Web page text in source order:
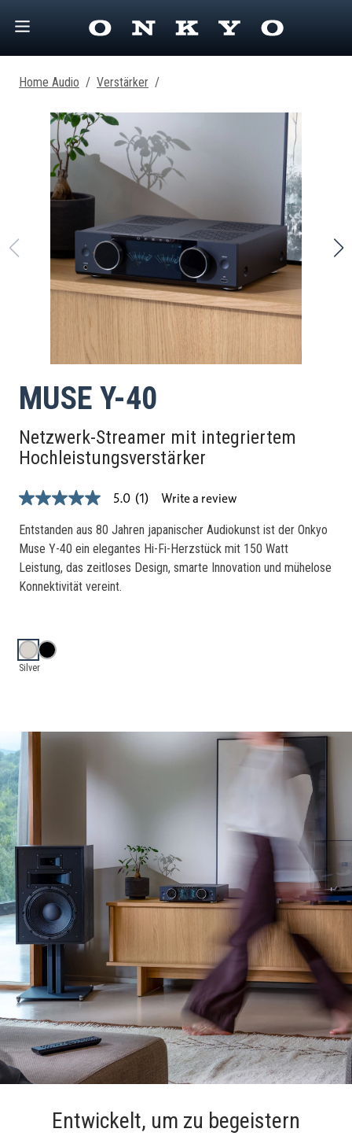
Home Audio / Verstärker /
MUSE Y-40
Netzwerk-Streamer mit integriertem
Hochleistungsverstärker
5.0
of
5
stars,
average
rating
value.
Same
page
link.
5.0 (1) Write a review
Entstanden aus 80 Jahren japanischer Audiokunst ist der Onkyo
Muse Y-40 ein elegantes Hi-Fi-Herzstück mit 150 Watt
Leistung, das zeitloses Design, smarte Innovation und mühelose
Konnektivität vereint.
Silver
Entwickelt, um zu begeistern